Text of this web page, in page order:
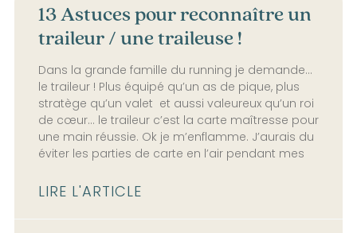
13 Astuces pour reconnaître un
traileur / une traileuse !
Dans la grande famille du running je demande…
le traileur ! Plus équipé qu’un as de pique, plus
stratège qu’un valet et aussi valeureux qu’un roi
de cœur… le traileur c’est la carte maîtresse pour
une main réussie. Ok je m’enflamme. J’aurais du
éviter les parties de carte en l’air pendant mes
LIRE L'ARTICLE